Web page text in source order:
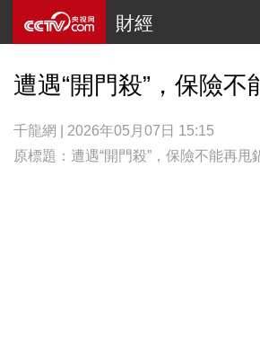
財經
遭遇“開門殺”，保險不
千龍網 | 2026年05月07日 15:15
原標題：遭遇“開門殺”，保險不能再甩